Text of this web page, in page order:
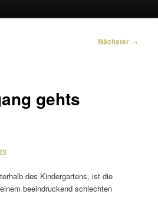
Nächster →
gehts
des Kindergartens, ist die
beein­dru­ckend schlechten